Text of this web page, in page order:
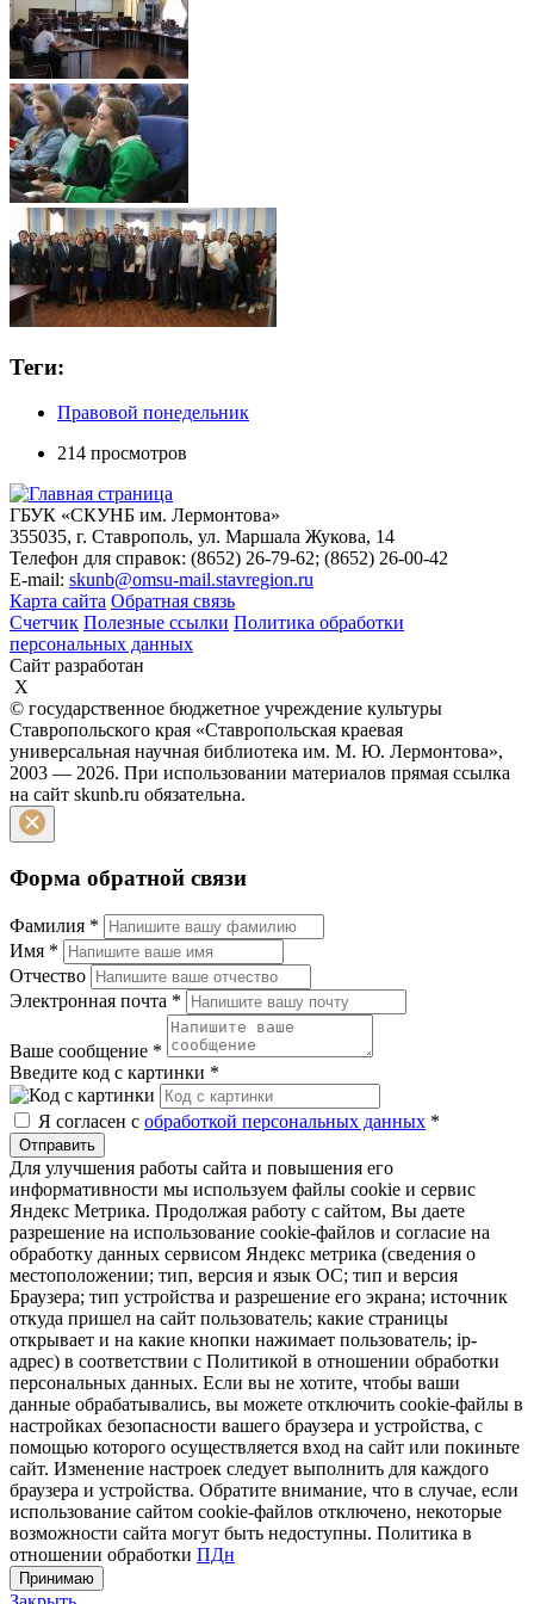
Теги:
Правовой понедельник
214 просмотров
ГБУК «СКУНБ им. Лермонтова»
355035, г. Ставрополь, ул. Маршала Жукова, 14
Телефон для справок: (8652) 26-79-62; (8652) 26-00-42
E-mail: skunb@omsu-mail.stavregion.ru
Карта сайта Обратная связь
Счетчик Полезные ссылки Политика обработки
персональных данных
Сайт разработан
X
© государственное бюджетное учреждение культуры
Ставропольского края «Ставропольская краевая
универсальная научная библиотека им. М. Ю. Лермонтова»,
2003 — 2026. При использовании материалов прямая ссылка
на сайт skunb.ru обязательна.
Форма обратной связи
Фамилия *
Имя *
Отчество
Электронная почта *
Ваше сообщение *
Введите код с картинки *
Я согласен с обработкой персональных данных *
Отправить
Для улучшения работы сайта и повышения его
информативности мы используем файлы cookie и сервис
Яндекс Метрика. Продолжая работу с сайтом, Вы даете
разрешение на использование cookie-файлов и согласие на
обработку данных сервисом Яндекс метрика (сведения о
местоположении; тип, версия и язык ОС; тип и версия
Браузера; тип устройства и разрешение его экрана; источник
откуда пришел на сайт пользователь; какие страницы
открывает и на какие кнопки нажимает пользователь; ip-
адрес) в соответствии с Политикой в отношении обработки
персональных данных. Если вы не хотите, чтобы ваши
данные обрабатывались, вы можете отключить cookie-файлы в
настройках безопасности вашего браузера и устройства, с
помощью которого осуществляется вход на сайт или покиньте
сайт. Изменение настроек следует выполнить для каждого
браузера и устройства. Обратите внимание, что в случае, если
использование сайтом cookie-файлов отключено, некоторые
возможности сайта могут быть недоступны. Политика в
отношении обработки ПДн
Принимаю